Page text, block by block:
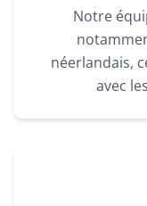
Notre
néerlandais,
avec